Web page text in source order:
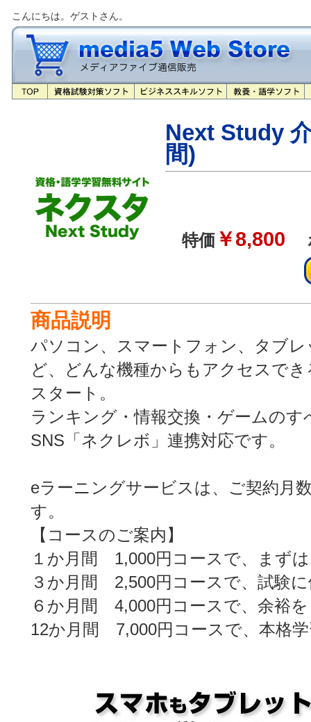
こんにちは。ゲストさん。
Next Study
間)
特価 ￥8,800
商品説明
パソコン、スマートフォン、タブレ
ど、どんな機種からもアクセスで
スタート。
ランキング・情報交換・ゲームの
SNS「ネクレボ」連携対応です。
eラーニングサービスは、ご契約月
す。
【コースのご案内】
１か月間 1,000円コースで、まず
３か月間 2,500円コースで、試験
６か月間 4,000円コースで、余裕
12か月間 7,000円コースで、本格